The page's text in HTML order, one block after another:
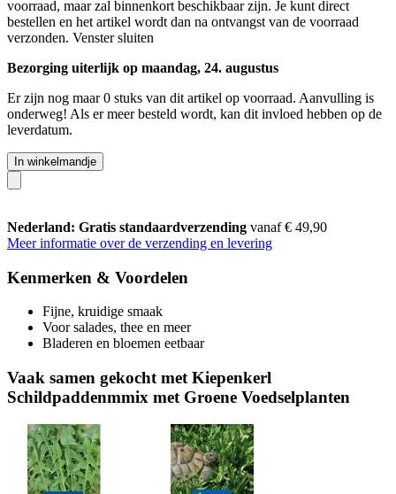
voorraad, maar zal binnenkort beschikbaar zijn. Je kunt direct
bestellen en het artikel wordt dan na ontvangst van de voorraad
verzonden. Venster sluiten
Bezorging uiterlijk op maandag, 24. augustus
Er zijn nog maar 0 stuks van dit artikel op voorraad. Aanvulling is
onderweg! Als er meer besteld wordt, kan dit invloed hebben op de
leverdatum.
In winkelmandje
Nederland: Gratis standaardverzending vanaf € 49,90
Meer informatie over de verzending en levering
Kenmerken & Voordelen
Fijne, kruidige smaak
Voor salades, thee en meer
Bladeren en bloemen eetbaar
Vaak samen gekocht met Kiepenkerl
Schildpaddenmmix met Groene Voedselplanten